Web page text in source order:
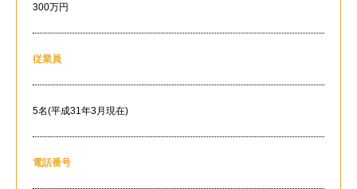
300万円
従業員
5名(平成31年3月現在)
電話番号